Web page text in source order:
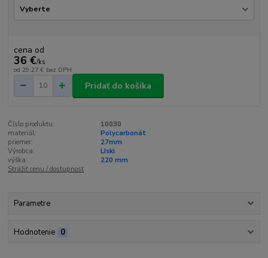
cena od
36 €/ks
od 29,27 € bez DPH
Pridať do košíka
Číslo produktu:
10030
materiál:
Polycarbonát
priemer:
27mm
Výrobca:
LIski
výška:
220 mm
Strážiť cenu / dostupnosť
Parametre
Hodnotenie 0